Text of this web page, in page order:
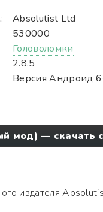
Absolutist Ltd
530000
Головоломки
2.8.5
Версия Андроид
мод) — скачать
издателя